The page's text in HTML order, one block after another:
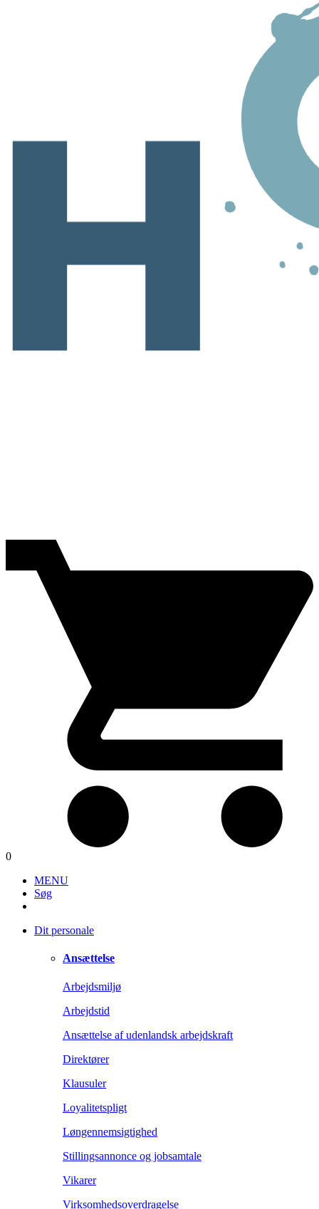
0
MENU
Søg
Dit personale
Ansættelse
Arbejdsmiljø
Arbejdstid
Ansættelse af udenlandsk arbejdskraft
Direktører
Klausuler
Loyalitetspligt
Løngennemsigtighed
Stillingsannonce og jobsamtale
Vikarer
Virksomhedsoverdragelse